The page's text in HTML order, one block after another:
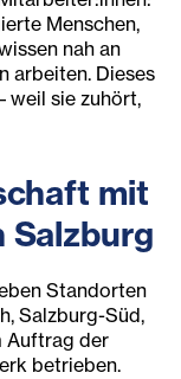
Menschen,
nah an
arbeiten. Dieses
weil sie zuhört,
mit
Salzburg
Standorten
Salzburg-Süd,
Auftrag der
betrieben.